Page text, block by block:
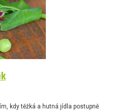
kdy těžká a hutná jídla postupně